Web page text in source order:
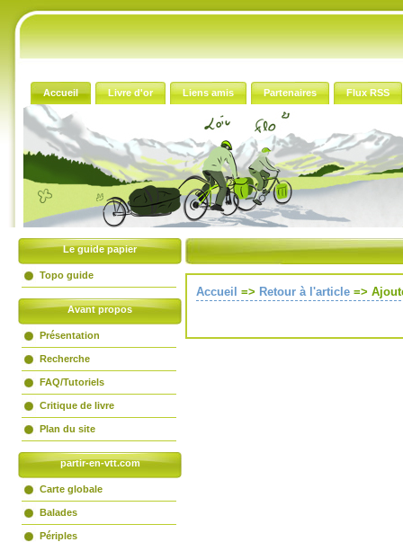
Accueil Livre d'or Liens amis Partenaires Flux RSS
Le guide papier
Topo guide
Avant propos
Présentation
Recherche
FAQ/Tutoriels
Critique de livre
Plan du site
partir-en-vtt.com
Carte globale
Balades
Périples
Accueil => Retour à l'article =>